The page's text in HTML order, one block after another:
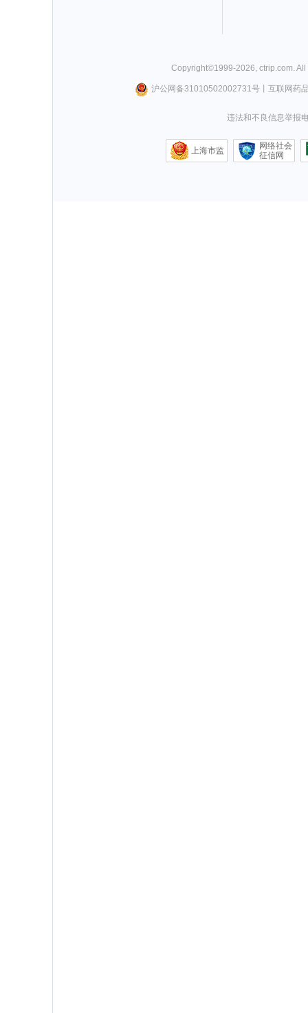
Copyright©1999-2026 ctrip.com .
沪公网备31010502002731号丨 互联网药
违法和不良信息举报
上海市监
网络社会
征信网